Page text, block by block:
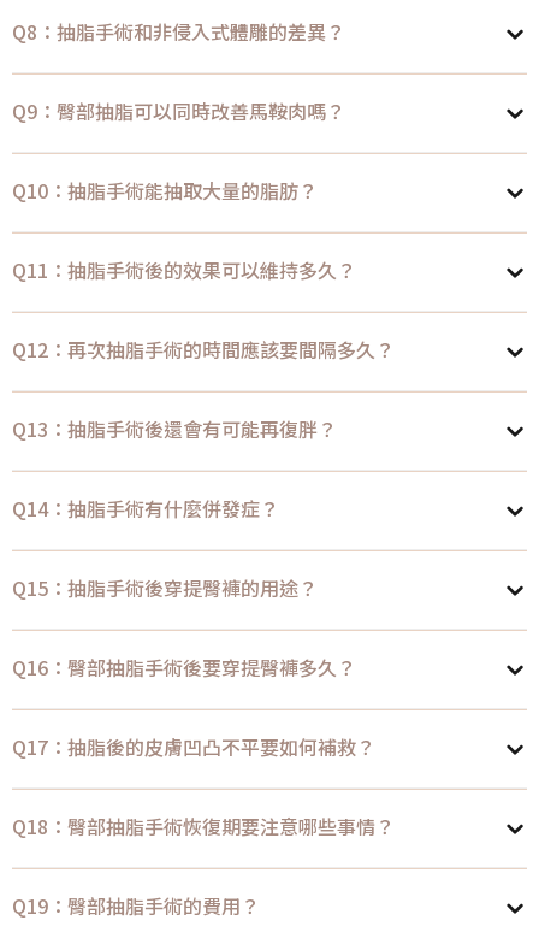
Q8：抽脂手術和非侵入式體雕的差異？
Q9：臀部抽脂可以同時改善馬鞍肉嗎？
Q10：抽脂手術能抽取大量的脂肪？
Q11：抽脂手術後的效果可以維持多久？
Q12：再次抽脂手術的時間應該要間隔多久？
Q13：抽脂手術後還會有可能再復胖？
Q14：抽脂手術有什麼併發症？
Q15：抽脂手術後穿提臀褲的用途？
Q16：臀部抽脂手術後要穿提臀褲多久？
Q17：抽脂後的皮膚凹凸不平要如何補救？
Q18：臀部抽脂手術恢復期要注意哪些事情？
Q19：臀部抽脂手術的費用？